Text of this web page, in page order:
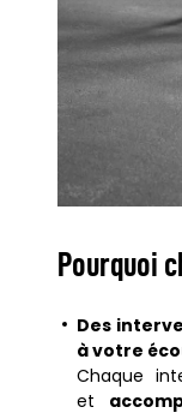
Pourquoi
Des
à votre
Chaque
et